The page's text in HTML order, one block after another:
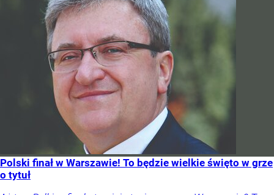
Polski finał w Warszawie! To będzie wielkie święto w grze
o tytuł